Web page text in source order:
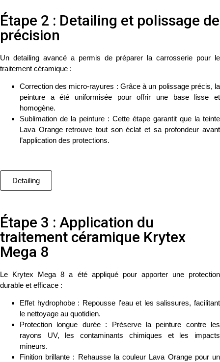
Étape 2 : Detailing et polissage de
précision
Un detailing avancéa permis de préparer la carrosserie pour le
traitement céramique :
Correction des micro-rayures : Grâce à un polissage précis, la
peinture a été uniformisée pour offrir une base lisse et
homogène.
Sublimation de la peinture : Cette étape garantit que la teinte
Lava Orange retrouve tout son éclat et sa profondeur avant
l’application des protections.
Detailing
Étape 3 : Application du
traitement céramique Krytex
Mega 8
Le Krytex Mega 8 a été appliqué pour apporter une protection
durable et efficace :
Effet hydrophobe: Repousse l’eau et les salissures, facilitant
le nettoyage au quotidien.
Protection longue durée: Préserve la peinture contre les
rayons UV, les contaminants chimiques et les impacts
mineurs.
Finition brillante : Rehausse la couleur Lava Orange pour un